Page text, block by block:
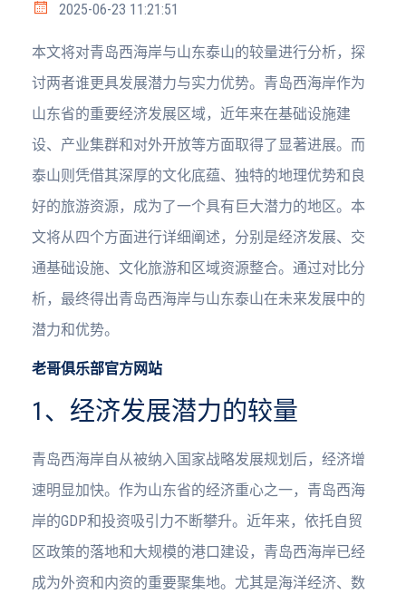
2025-06-23 11:21:51
本文将对青岛西海岸与山东泰山的较量进行分析，探
讨两者谁更具发展潜力与实力优势。青岛西海岸作为
山东省的重要经济发展区域，近年来在基础设施建
设、产业集群和对外开放等方面取得了显著进展。而
泰山则凭借其深厚的文化底蕴、独特的地理优势和良
好的旅游资源，成为了一个具有巨大潜力的地区。本
文将从四个方面进行详细阐述，分别是经济发展、交
通基础设施、文化旅游和区域资源整合。通过对比分
析，最终得出青岛西海岸与山东泰山在未来发展中的
潜力和优势。
老哥俱乐部官方网站
1、经济发展潜力的较量
青岛西海岸自从被纳入国家战略发展规划后，经济增
速明显加快。作为山东省的经济重心之一，青岛西海
岸的GDP和投资吸引力不断攀升。近年来，依托自贸
区政策的落地和大规模的港口建设，青岛西海岸已经
成为外资和内资的重要聚集地。尤其是海洋经济、数